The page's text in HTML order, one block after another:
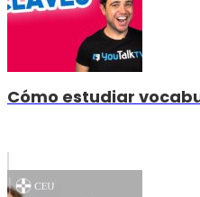
Cómo estudiar